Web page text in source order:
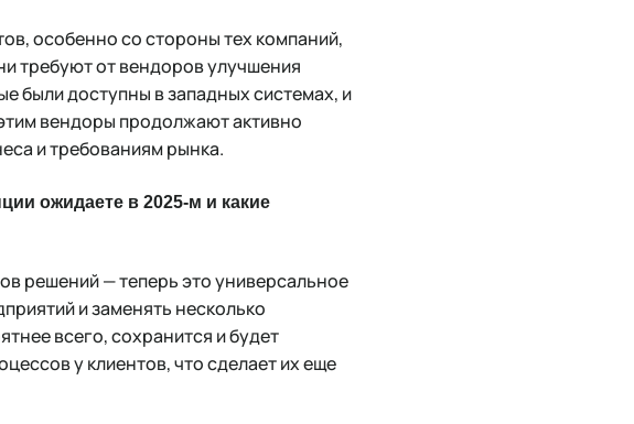
особенно со стороны тех компаний,
требуют от вендоров улучшения
были доступны в западных системах, и
вендоры продолжают активно
и требованиям рынка.
ожидаете в 2025-м и какие
решений — теперь это универсальное
и заменять несколько
всего, сохранится и будет
у клиентов, что сделает их еще